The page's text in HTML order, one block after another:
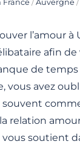
France /Auvergne /
l’amour
afin
de
vous avez
souvent
relation
soutient